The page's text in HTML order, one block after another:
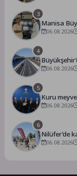
3
Manisa
06.08.2026
4
06.08.2026
5
Kuru
06.08.2026
6
Nilüfer’de
06.08.2026